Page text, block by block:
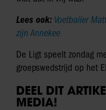
Lees ook: Voetballer
zijn Annekee
De Ligt speelt zondag
groepswedstrijd op het
DEEL DIT
MEDIA!